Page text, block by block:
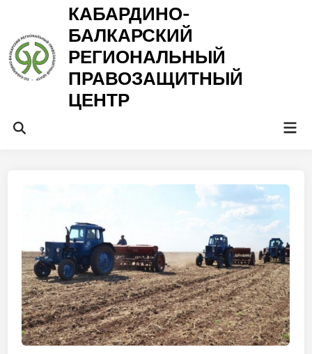
содержимому
КАБАРДИНО-
БАЛКАРСКИЙ
РЕГИОНАЛЬНЫЙ
ПРАВОЗАЩИТНЫЙ
ЦЕНТР
Открыть